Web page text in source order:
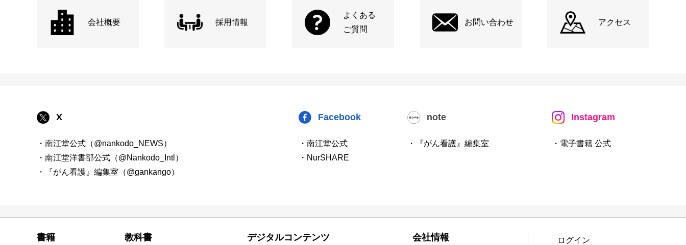
会社概要 採用情報
よくある
ご質問
お問い合わせ アクセス
X
・南江堂公式（@nankodo_NEWS）
・南江堂洋書部公式（@Nankodo_Intl）
・『がん看護』編集室（@gankango）
Facebook
・南江堂公式
・NurSHARE
note
・『がん看護』編集室
Instagram
・電子書籍 公式
書籍 教科書 デジタルコンテンツ 会社情報
ログイン